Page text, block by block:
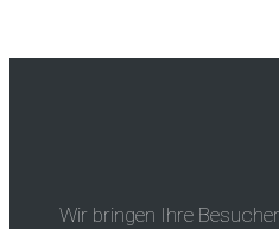
Wir bringen Ihre